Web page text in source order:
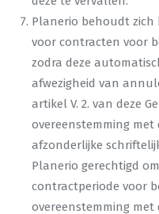
Planerio behoudt zich
voor contracten voor
zodra deze
afwezigheid van
artikel V. 2. van deze
overeenstemming
afzonderlijke
Planerio gerechtigd
contractperiode voor
overeenstemming met